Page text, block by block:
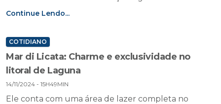
Continue Lendo...
COTIDIANO
Mar di Licata: Charme e exclusividade no
litoral de Laguna
14/11/2024 - 15H49MIN
Ele conta com uma área de lazer completa no